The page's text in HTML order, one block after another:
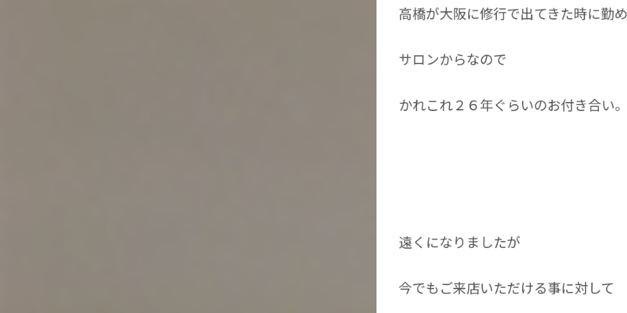
高橋が大阪に修行で出てきた時に勤
サロンからなので
かれこれ２６年ぐらいのお付き合い。
遠くになりましたが
今でもご来店いただける事に対して